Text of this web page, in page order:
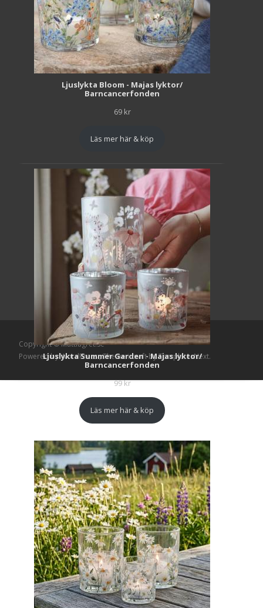
Ljuslykta Bloom - Majas lyktor/
Barncancerfonden
69 kr
Läs mer här & köp
Ljuslykta Summer Garden - Majas lyktor/
Barncancerfonden
99kr
Läs mer här & köp
Copyright © Mattlagret.se
Powered by WordPress, Themei-craftby TemplatesNext.